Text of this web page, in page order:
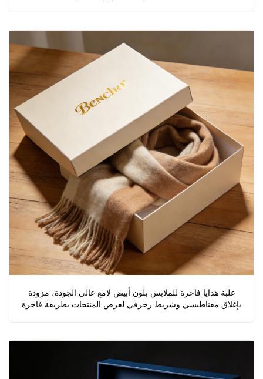
علبة هدايا فاخرة للملابس بلون أبيض لامع عالي الجودة، مزودة
بإغلاق مغناطيسي وشريط زخرفي لعرض المنتجات بطريقة فاخرة